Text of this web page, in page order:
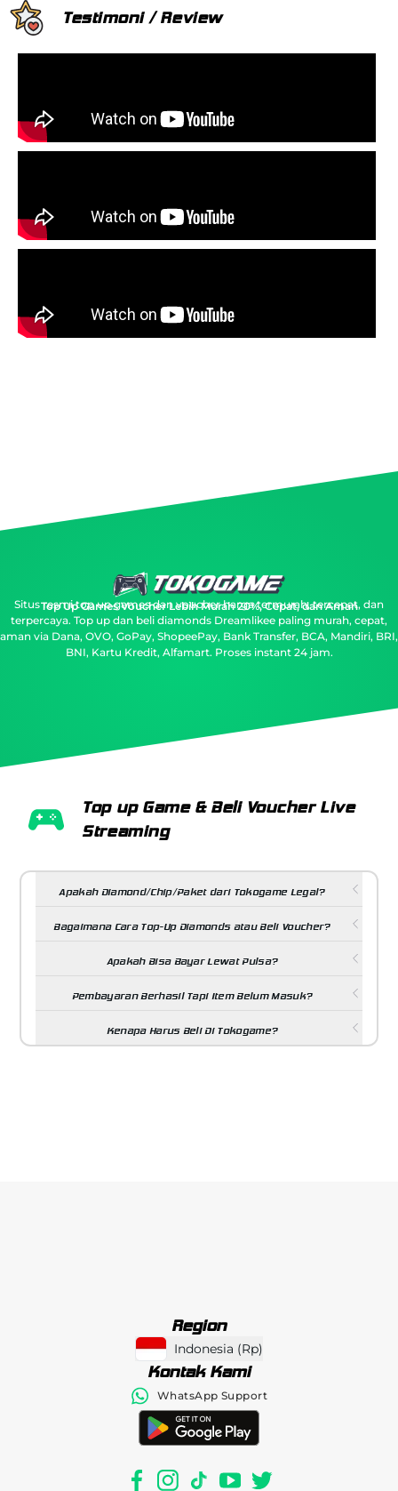
Testimoni / Review
Top Up Games Voucher Lebih Murah 20%, Cepat, dan Aman
Situs resmi top up games dan voucher harga termurah, tercepat, dan
terpercaya. Top up dan beli diamonds Dreamlikee paling murah, cepat,
aman via Dana, OVO, GoPay, ShopeePay, Bank Transfer, BCA, Mandiri, BRI,
BNI, Kartu Kredit, Alfamart. Proses instant 24 jam.
Top up Game & Beli Voucher Live
Streaming
Apakah Diamond/Chip/Paket dari Tokogame Legal?
Bagaimana Cara Top-Up Diamonds atau Beli Voucher?
Apakah Bisa Bayar Lewat Pulsa?
Pembayaran Berhasil Tapi Item Belum Masuk?
Kenapa Harus Beli Di Tokogame?
Region
Indonesia (Rp)
Kontak Kami
WhatsApp Support